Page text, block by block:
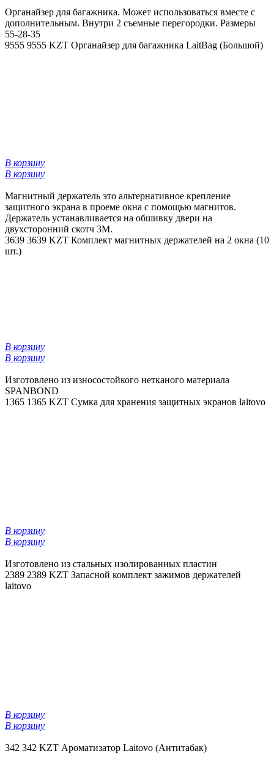
Органайзер для багажника. Может использоваться вместе с
дополнительным. Внутри 2 съемные перегородки. Размеры
55-28-35
9555 9555 KZT Органайзер для багажника LaitBag (Большой)
В корзину
В корзину
Магнитный держатель это альтернативное крепление
защитного экрана в проеме окна с помощью магнитов.
Держатель устанавливается на обшивку двери на
двухсторонний скотч 3М.
3639 3639 KZT Комплект магнитных держателей на 2 окна (10
шт.)
В корзину
В корзину
Изготовлено из износостойкого нетканого материала
SPANBOND
1365 1365 KZT Сумка для хранения защитных экранов laitovo
В корзину
В корзину
Изготовлено из стальных изолированных пластин
2389 2389 KZT Запасной комплект зажимов держателей
laitovo
В корзину
В корзину
342 342 KZT Ароматизатор Laitovo (Антитабак)